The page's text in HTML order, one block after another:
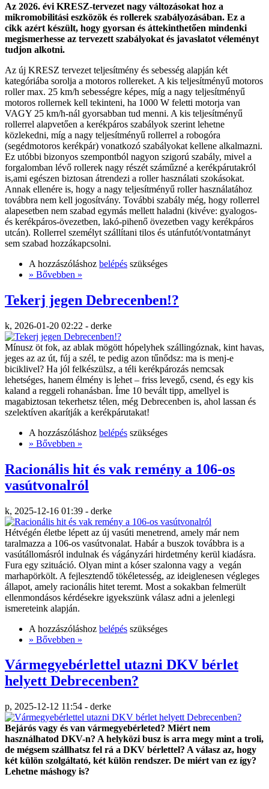
Az 2026. évi KRESZ-tervezet nagy változásokat hoz a
mikromobilitási eszközök és rollerek szabályozásában. Ez a
cikk azért készült, hogy gyorsan és áttekinthetően mindenki
megismerhesse az tervezett szabályokat és javaslatot véleményt
tudjon alkotni.
Az új KRESZ tervezet teljesítmény és sebesség alapján két
kategóriába sorolja a motoros rollereket. A kis teljesítményű motoros
roller max. 25 km/h sebességre képes, míg a nagy teljesítményű
motoros rollernek kell tekinteni, ha 1000 W feletti motorja van
VAGY 25 km/h-nál gyorsabban tud menni. A kis teljesítményű
rollerrel alapvetően a kerékpáros szabályok szerint lehetne
közlekedni, míg a nagy teljesítményű rollerrel a robogóra
(segédmotoros kerékpár) vonatkozó szabályokat kellene alkalmazni.
Ez utóbbi bizonyos szempontból nagyon szigorú szabály, mivel a
forgalomban lévő rollerek nagy részét száműzné a kerékpárutakról
is,ami egészen biztosan átrendezi a roller használati szokásokat.
Annak ellenére is, hogy a nagy teljesítményű roller használatához
továbbra nem kell jogosítvány. További szabály még, hogy rollerrel
alapesetben nem szabad egymás mellett haladni (kivéve: gyalogos-
és kerékpáros-övezetben, lakó-pihenő övezetben vagy kerékpáros
utcán). Rollerrel személyt szállítani tilos és utánfutót/vontatmányt
sem szabad hozzákapcsolni.
A hozzászóláshoz belépés szükséges
» Bővebben »
Tekerj jegen Debrecenben!?
k, 2026-01-20 02:22 - derke
Mínusz öt fok, az ablak mögött hópelyhek szállingóznak, kint havas,
jeges az az út, fúj a szél, te pedig azon tűnődsz: ma is menj-e
biciklivel? Ha jól felkészülsz, a téli kerékpározás nemcsak
lehetséges, hanem élmény is lehet – friss levegő, csend, és egy kis
kaland a reggeli rohanásban. Íme 10 bevált tipp, amellyel is
magabiztosan tekerhetsz télen, még Debrecenben is, ahol lassan és
szelektíven akarítják a kerékpárutakat!
A hozzászóláshoz belépés szükséges
» Bővebben »
Racionális hit és vak remény a 106-os
vasútvonalról
k, 2025-12-16 01:39 - derke
Hétvégén életbe lépett az új vasúti menetrend, amely már nem
taralmazza a 106-os vasútvonalat. Habár a buszok továbbra is a
vasútállomásról indulnak és vágányzári hirdetmény kerül kiadásra.
Fura egy szituáció. Olyan mint a kóser szalonna vagy a vegán
marhapörkölt. A fejlesztendő tökéletesség, az ideiglenesen végleges
állapot, amely racionális hitet teremt. Most a sokakban felmerült
ellenmondásos kérdésekre igyekszünk válasz adni a jelenlegi
ismereteink alapján.
A hozzászóláshoz belépés szükséges
» Bővebben »
Vármegyebérlettel utazni DKV bérlet
helyett Debrecenben?
p, 2025-12-12 11:54 - derke
Bejárós vagy és van vármegyebérleted? Miért nem
használhatod DKV-n? A helyközi busz is arra megy mint a troli,
de mégsem szállhatsz fel rá a DKV bérlettel? A válasz az, hogy
két külön szolgáltató, két külön rendszer. De miért van ez így?
Lehetne máshogy is?